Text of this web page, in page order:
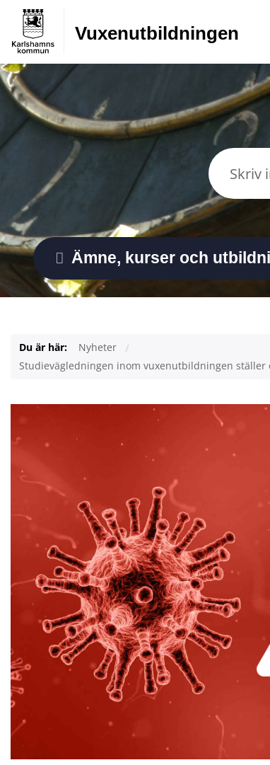
Vuxen­utbildningen
Ämne, kurser och
Du är här:
Nyheter
Studievägledningen inom vuxenutbildningen ställer